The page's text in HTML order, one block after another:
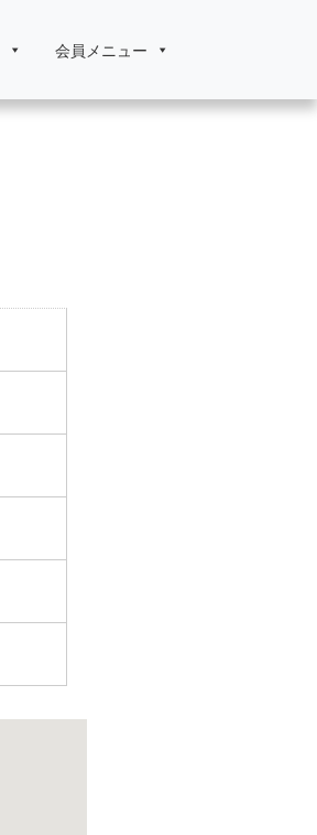
会員メニュー